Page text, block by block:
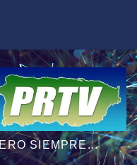
SIEMPRE...